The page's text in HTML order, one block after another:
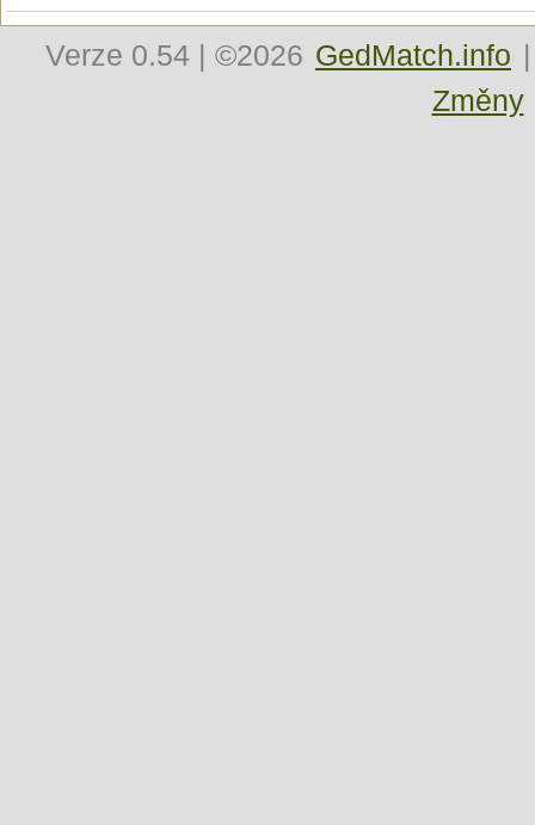
Verze 0.54 | ©2026 GedMatch.info
Změny